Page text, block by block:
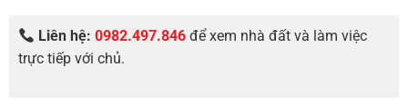
Liên hệ: 0982.497.846để xem nhà đất và làm việc
trực tiếp với chủ.